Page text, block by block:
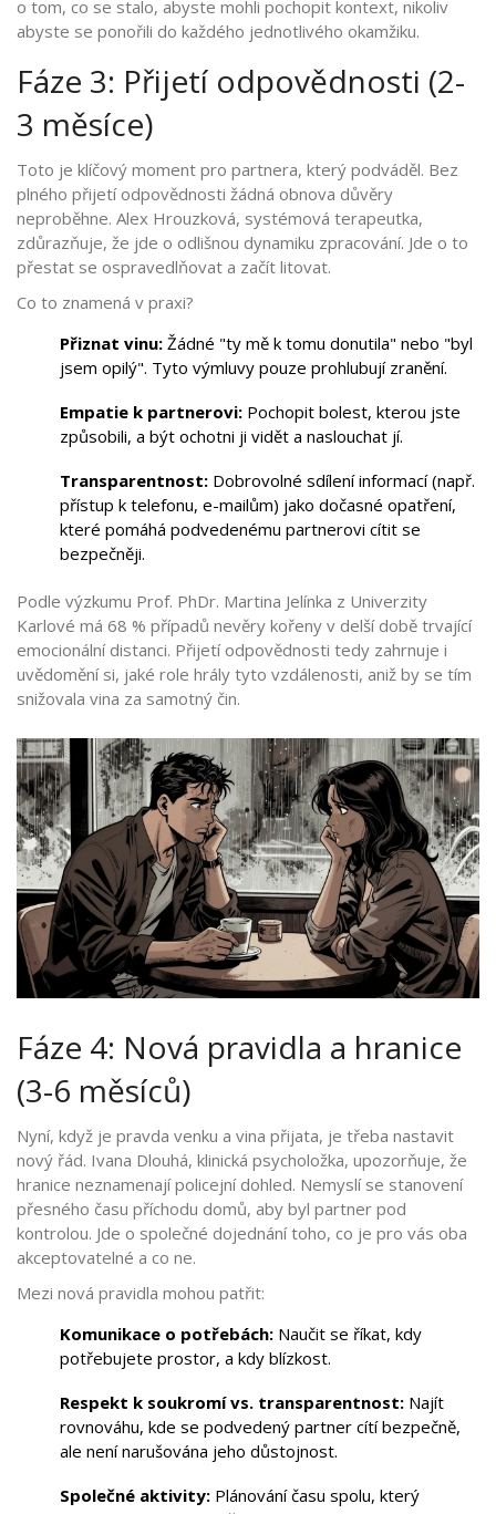
o tom, co se stalo, abyste mohli pochopit kontext, nikoliv
abyste se ponořili do každého jednotlivého okamžiku.
Fáze 3: Přijetí odpovědnosti (2-
3 měsíce)
Toto je klíčový moment pro partnera, který podváděl. Bez
plného přijetí odpovědnosti žádná obnova důvěry
neproběhne. Alex Hrouzková, systémová terapeutka,
zdůrazňuje, že jde o odlišnou dynamiku zpracování. Jde o to
přestat se ospravedlňovat a začít litovat.
Co to znamená v praxi?
Přiznat vinu: Žádné "ty mě k tomu donutila" nebo "byl
jsem opilý". Tyto výmluvy pouze prohlubují zranění.
Empatie k partnerovi: Pochopit bolest, kterou jste
způsobili, a být ochotni ji vidět a naslouchat jí.
Transparentnost: Dobrovolné sdílení informací (např.
přístup k telefonu, e-mailům) jako dočasné opatření,
které pomáhá podvedenému partnerovi cítit se
bezpečněji.
Podle výzkumu Prof. PhDr. Martina Jelínka z Univerzity
Karlové má 68 % případů nevěry kořeny v delší době trvající
emocionální distanci. Přijetí odpovědnosti tedy zahrnuje i
uvědomění si, jaké role hrály tyto vzdálenosti, aniž by se tím
snižovala vina za samotný čin.
Fáze 4: Nová pravidla a hranice
(3-6 měsíců)
Nyní, když je pravda venku a vina přijata, je třeba nastavit
nový řád. Ivana Dlouhá, klinická psycholožka, upozorňuje, že
hranice neznamenají policejní dohled. Nemyslí se stanovení
přesného času příchodu domů, aby byl partner pod
kontrolou. Jde o společné dojednání toho, co je pro vás oba
akceptovatelné a co ne.
Mezi nová pravidla mohou patřit:
Komunikace o potřebách: Naučit se říkat, kdy
potřebujete prostor, a kdy blízkost.
Respekt k soukromí vs. transparentnost: Najít
rovnováhu, kde se podvedený partner cítí bezpečně,
ale není narušována jeho důstojnost.
Společné aktivity: Plánování času spolu, který